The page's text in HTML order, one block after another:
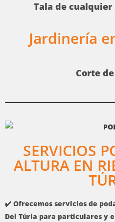
Tala de
Jardinería
Corte
SERVICIOS
ALTURA EN
✔️ Ofrecemos servicios de
Del Túria para particulares y